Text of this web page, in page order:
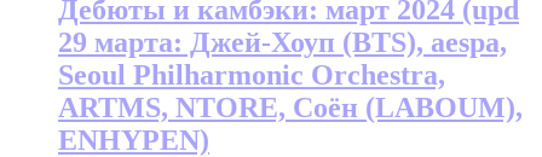
Дебюты и камбэки: март 2024 (upd
29 марта: Джей-Хоуп (BTS), aespa,
Seoul Philharmonic Orchestra,
ARTMS, NTORE, Соён (LABOUM),
ENHYPEN)